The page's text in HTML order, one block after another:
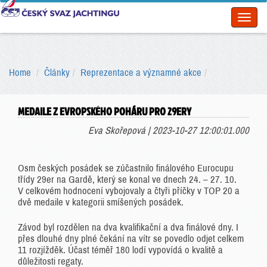
Home Články Reprezentace a významné akce
MEDAILE Z EVROPSKÉHO POHÁRU PRO 29ERY
Eva Skořepová | 2023-10-27 12:00:01.000
Osm českých posádek se zúčastnilo finálového Eurocupu
třídy 29er na Gardě, který se konal ve dnech 24. – 27. 10.
V celkovém hodnocení vybojovaly a čtyři příčky v TOP 20 a
dvě medaile v kategorii smíšených posádek.
Závod byl rozdělen na dva kvalifikační a dva finálové dny. I
přes dlouhé dny plné čekání na vítr se povedlo odjet celkem
11 rozjížděk. Účast téměř 180 lodí vypovídá o kvalitě a
důležitosti regaty.